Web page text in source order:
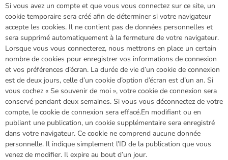
Si vous avez un compte et que vous vous connectez sur ce site, un
cookie temporaire sera créé afin de déterminer si votre navigateur
accepte les cookies. Il ne contient pas de données personnelles et
sera supprimé automatiquement à la fermeture de votre navigateur.
Lorsque vous vous connecterez, nous mettrons en place un certain
nombre de cookies pour enregistrer vos informations de connexion
et vos préférences d’écran. La durée de vie d’un cookie de connexion
est de deux jours, celle d’un cookie d’option d’écran est d’un an. Si
vous cochez « Se souvenir de moi », votre cookie de connexion sera
conservé pendant deux semaines. Si vous vous déconnectez de votre
compte, le cookie de connexion sera effacé.En modifiant ou en
publiant une publication, un cookie supplémentaire sera enregistré
dans votre navigateur. Ce cookie ne comprend aucune donnée
personnelle. Il indique simplement l’ID de la publication que vous
venez de modifier. Il expire au bout d’un jour.